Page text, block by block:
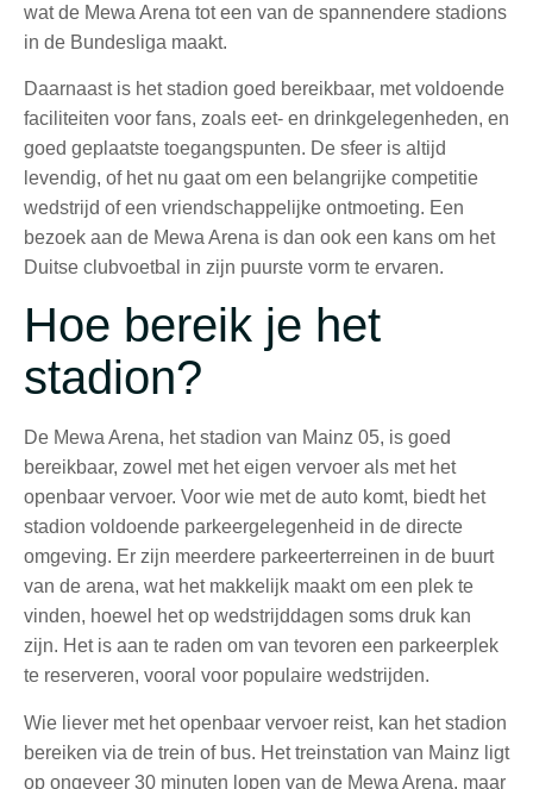
wat de Mewa Arena tot een van de spannendere stadions
in de Bundesliga maakt.
Daarnaast is het stadion goed bereikbaar, met voldoende
faciliteiten voor fans, zoals eet- en drinkgelegenheden, en
goed geplaatste toegangspunten. De sfeer is altijd
levendig, of het nu gaat om een belangrijke competitie
wedstrijd of een vriendschappelijke ontmoeting. Een
bezoek aan de Mewa Arena is dan ook een kans om het
Duitse clubvoetbal in zijn puurste vorm te ervaren.
Hoe bereik je het
stadion?
De Mewa Arena, het stadion van Mainz 05, is goed
bereikbaar, zowel met het eigen vervoer als met het
openbaar vervoer. Voor wie met de auto komt, biedt het
stadion voldoende parkeergelegenheid in de directe
omgeving. Er zijn meerdere parkeerterreinen in de buurt
van de arena, wat het makkelijk maakt om een plek te
vinden, hoewel het op wedstrijddagen soms druk kan
zijn. Het is aan te raden om van tevoren een parkeerplek
te reserveren, vooral voor populaire wedstrijden.
Wie liever met het openbaar vervoer reist, kan het stadion
bereiken via de trein of bus. Het treinstation van Mainz ligt
op ongeveer 30 minuten lopen van de Mewa Arena, maar